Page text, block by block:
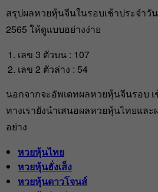
สรุปผลหวยหุ้นจีนในรอบเช้าประจำวั
2565 ให้ดูแบบอย่างง่าย
เลข 3 ตัวบน : 107
เลข 2 ตัวล่าง : 54
นอกจากจะอัพเดทผลหวยหุ้นจีนรอบ
ทางเรายังนำเสนอผลหวยหุ้นไทยแล
อย่าง
หวยหุ้นไทย
หวยหุ้นฮั่งเส็ง
หวยหุ้นดาวโจนส์